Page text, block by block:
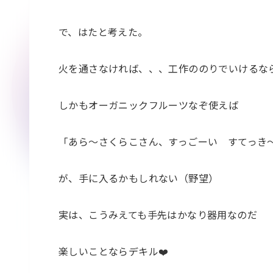
で、はたと考えた。
火を通さなければ、、、工作ののりでいけるな
しかもオーガニックフルーツなぞ使えば
「あら〜さくらこさん、すっごーい すてっき
が、手に入るかもしれない（野望）
実は、こうみえても手先はかなり器用なのだ
楽しいことならデキル❤️